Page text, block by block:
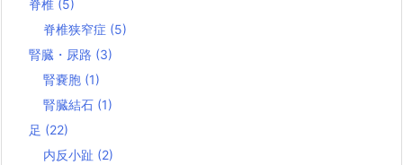
脊椎 (5)
脊椎狭窄症 (5)
腎臓・尿路 (3)
腎嚢胞 (1)
腎臓結石 (1)
足 (22)
内反小趾 (2)